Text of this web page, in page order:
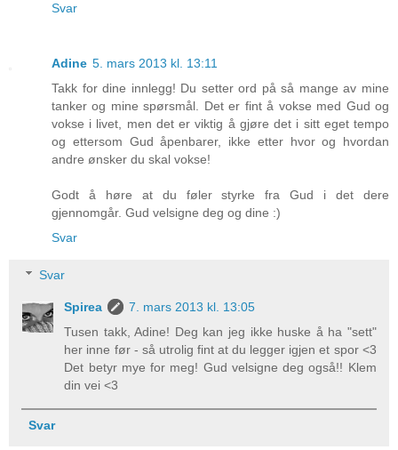
Svar
Adine 5. mars 2013 kl. 13:11
Takk for dine innlegg! Du setter ord på så mange av mine
tanker og mine spørsmål. Det er fint å vokse med Gud og
vokse i livet, men det er viktig å gjøre det i sitt eget tempo
og ettersom Gud åpenbarer, ikke etter hvor og hvordan
andre ønsker du skal vokse!
Godt å høre at du føler styrke fra Gud i det dere
gjennomgår. Gud velsigne deg og dine :)
Svar
Svar
Spirea
7. mars 2013 kl. 13:05
Tusen takk, Adine! Deg kan jeg ikke huske å ha "sett"
her inne før - så utrolig fint at du legger igjen et spor <3
Det betyr mye for meg! Gud velsigne deg også!! Klem
din vei <3
Svar